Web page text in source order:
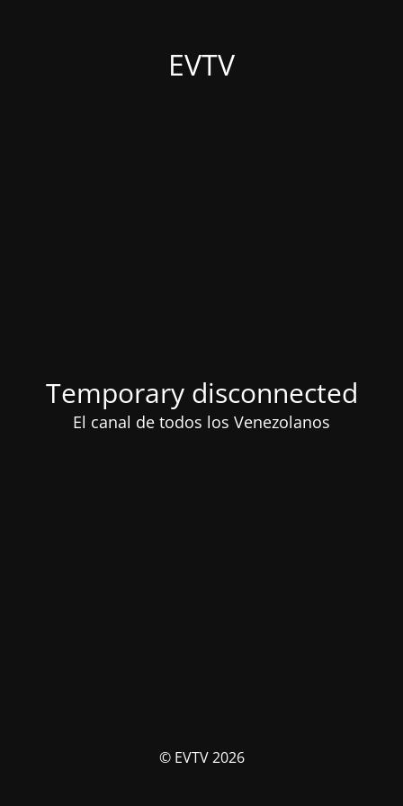
EVTV
Temporary disconnected
El canal de todos los Venezolanos
© EVTV 2026